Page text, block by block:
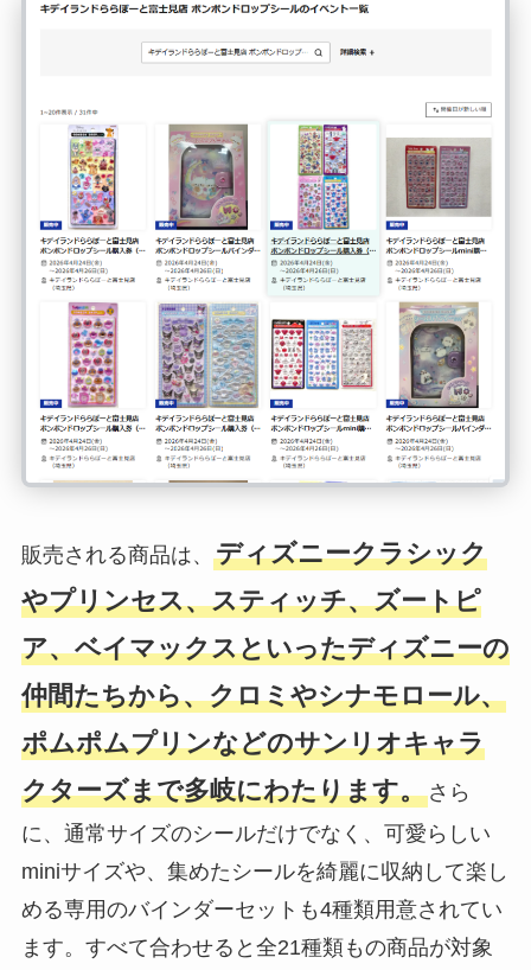
販売される商品は、 ディズニークラシック
やプリンセス、スティッチ、ズートピ
ア、ベイマックスといったディズニーの
仲間たちから、クロミやシナモロール、
ポムポムプリンなどのサンリオキャラ
クターズまで多岐にわたります。さら
に、通常サイズのシールだけでなく、可愛らしい
miniサイズや、集めたシールを綺麗に収納して楽し
める専用のバインダーセットも4種類用意されてい
ます。すべて合わせると全21種類もの商品が対象